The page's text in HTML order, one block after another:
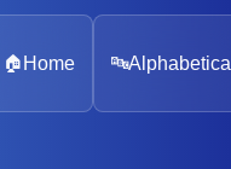
🏠 Home 🔤Alphabetical